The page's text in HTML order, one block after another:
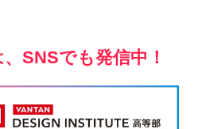
SNSでも発信中！